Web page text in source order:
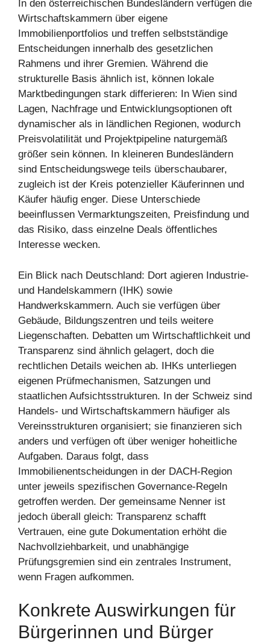
In den österreichischen Bundesländern verfügen die
Wirtschaftskammern über eigene
Immobilienportfolios und treffen selbstständige
Entscheidungen innerhalb des gesetzlichen
Rahmens und ihrer Gremien. Während die
strukturelle Basis ähnlich ist, können lokale
Marktbedingungen stark differieren: In Wien sind
Lagen, Nachfrage und Entwicklungsoptionen oft
dynamischer als in ländlichen Regionen, wodurch
Preisvolatilität und Projektpipeline naturgemäß
größer sein können. In kleineren Bundesländern
sind Entscheidungswege teils überschaubarer,
zugleich ist der Kreis potenzieller Käuferinnen und
Käufer häufig enger. Diese Unterschiede
beeinflussen Vermarktungszeiten, Preisfindung und
das Risiko, dass einzelne Deals öffentliches
Interesse wecken.
Ein Blick nach Deutschland: Dort agieren Industrie-
und Handelskammern (IHK) sowie
Handwerkskammern. Auch sie verfügen über
Gebäude, Bildungszentren und teils weitere
Liegenschaften. Debatten um Wirtschaftlichkeit und
Transparenz sind ähnlich gelagert, doch die
rechtlichen Details weichen ab. IHKs unterliegen
eigenen Prüfmechanismen, Satzungen und
staatlichen Aufsichtsstrukturen. In der Schweiz sind
Handels- und Wirtschaftskammern häufiger als
Vereinsstrukturen organisiert; sie finanzieren sich
anders und verfügen oft über weniger hoheitliche
Aufgaben. Daraus folgt, dass
Immobilienentscheidungen in der DACH-Region
unter jeweils spezifischen Governance-Regeln
getroffen werden. Der gemeinsame Nenner ist
jedoch überall gleich: Transparenz schafft
Vertrauen, eine gute Dokumentation erhöht die
Nachvollziehbarkeit, und unabhängige
Prüfungsgremien sind ein zentrales Instrument,
wenn Fragen aufkommen.
Konkrete Auswirkungen für
Bürgerinnen und Bürger